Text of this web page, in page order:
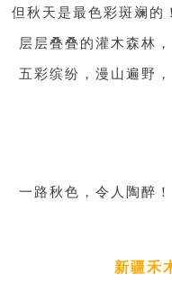
但秋天是最色彩斑斓的
层层叠叠的灌木森林，
五彩缤纷，漫山遍野，
一路秋色，令人陶醉！
木